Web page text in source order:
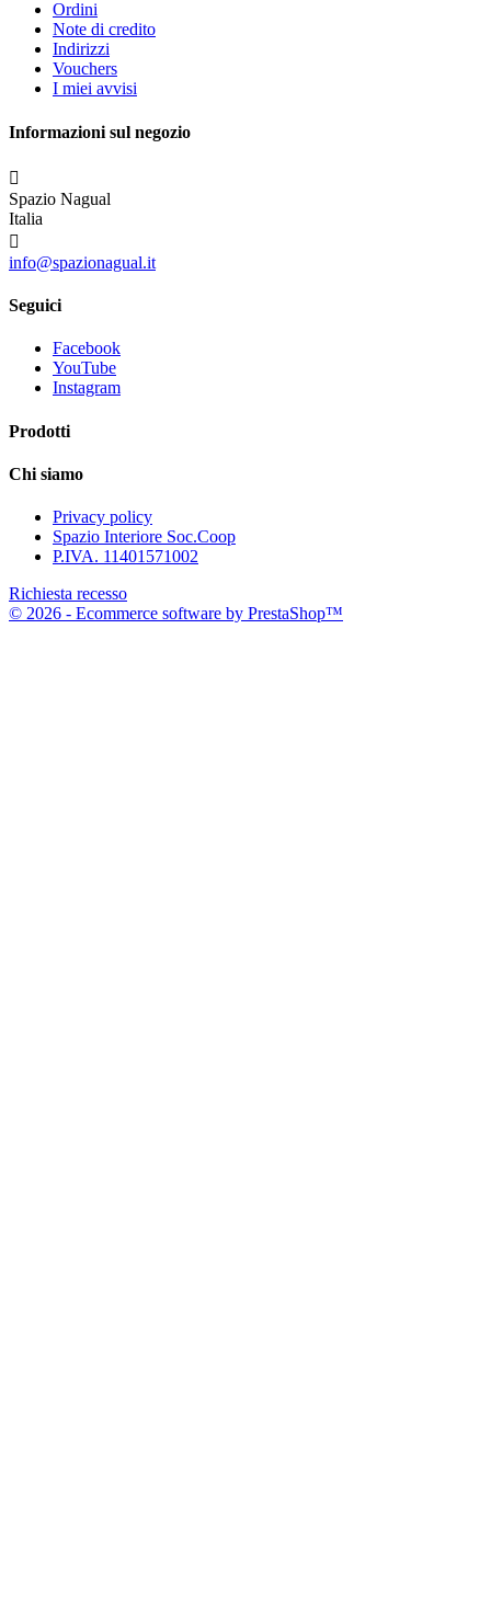
Ordini
Note di credito
Indirizzi
Vouchers
I miei avvisi
Informazioni sul negozio

Spazio Nagual
Italia

info@spazionagual.it
Seguici
Facebook
YouTube
Instagram
Prodotti
Chi siamo
Privacy policy
Spazio Interiore Soc.Coop
P.IVA. 11401571002
Richiesta recesso
© 2026 - Ecommerce software by PrestaShop™